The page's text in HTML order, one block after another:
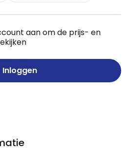
aan om de prijs- en
Inloggen